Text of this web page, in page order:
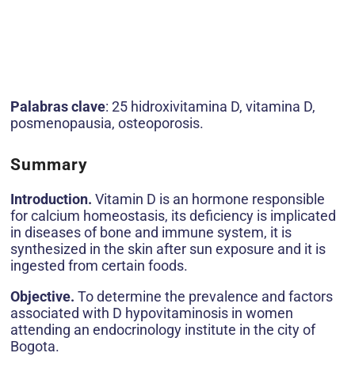
Palabras clave: 25 hidroxivitamina D, vitamina D,
posmenopausia, osteoporosis.
Summary
Introduction. Vitamin D is an hormone responsible
for calcium homeostasis, its deficiency is implicated
in diseases of bone and immune system, it is
synthesized in the skin after sun exposure and it is
ingested from certain foods.
Objective. To determine the prevalence and factors
associated with D hypovitaminosis in women
attending an endocrinology institute in the city of
Bogota.